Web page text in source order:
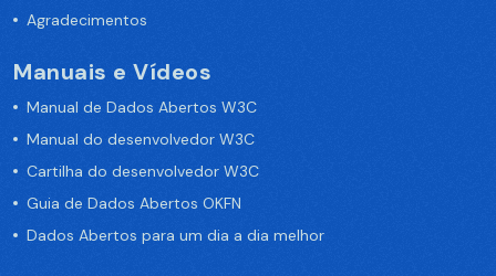
Agradecimentos
Manuais e Vídeos
Manual de Dados Abertos W3C
Manual do desenvolvedor W3C
Cartilha do desenvolvedor W3C
Guia de Dados Abertos OKFN
Dados Abertos para um dia a dia melhor